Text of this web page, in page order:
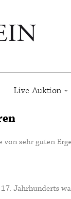
Live-Auktion
sehr guten
Jahrhunderts